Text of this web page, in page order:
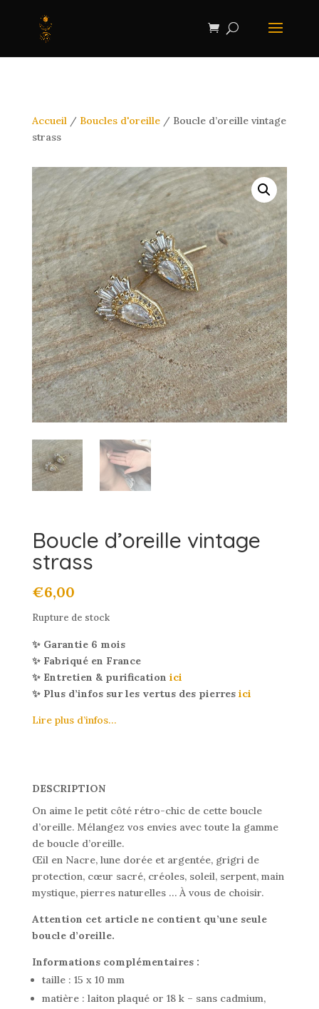
Accueil/ Boucles d'oreille/ Boucle d’oreille vintage
strass
Boucle d’oreille vintage
strass
€6,00
Rupture de stock
✨ Garantie 6 mois
✨ Fabriqué en France
✨ Entretien & purification ici
✨ Plus d’infos sur les vertus des pierresici
Lire plus d’infos…
DESCRIPTION
On aime le petit côté rétro-chic de cette boucle
d’oreille. Mélangez vos envies avec toute la gamme
de boucle d’oreille.
Œil en Nacre, lune dorée et argentée, grigri de
protection, cœur sacré, créoles, soleil, serpent, main
mystique, pierres naturelles … À vous de choisir.
Attention cet article ne contient qu’une seule
boucle d’oreille.
Informations complémentaires :
taille : 15 x 10 mm
matière : laiton plaqué or 18 k – sans cadmium,